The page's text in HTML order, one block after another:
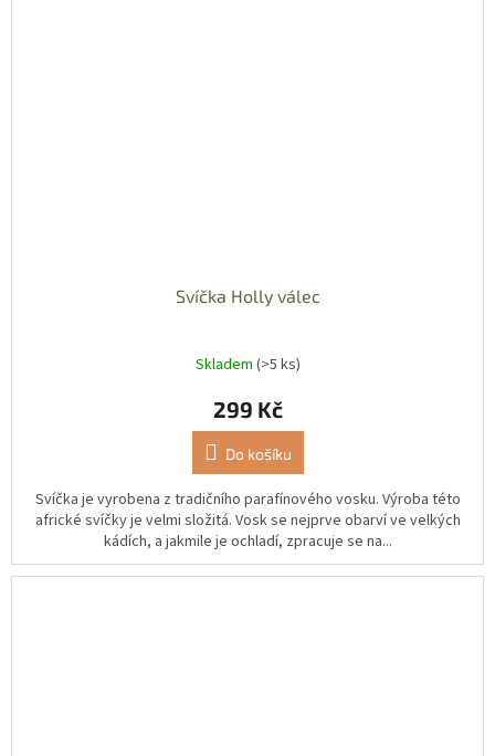
Svíčka Holly válec
Skladem (>5 ks)
299 Kč
Do košíku
Svíčka je vyrobena z tradičního parafínového vosku. Výroba této
africké svíčky je velmi složitá. Vosk se nejprve obarví ve velkých
kádích, a jakmile je ochladí, zpracuje se na...